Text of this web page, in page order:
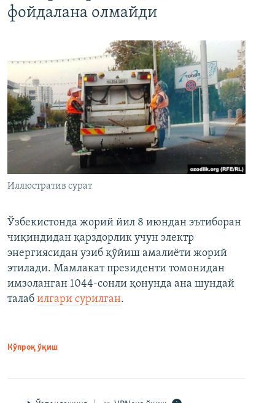
фойдалана олмайди
Иллюстратив сурат
Ўзбекистонда жорий йил 8 июндан эътиборан
чиқиндидан қарздорлик учун электр
энергиясидан узиб қўйиш амалиёти жорий
этилади. Мамлакат президенти томонидан
имзоланган 1044-сонли қонунда ана шундай
талаб илгари сурилган.
Кўпроқ ўқиш